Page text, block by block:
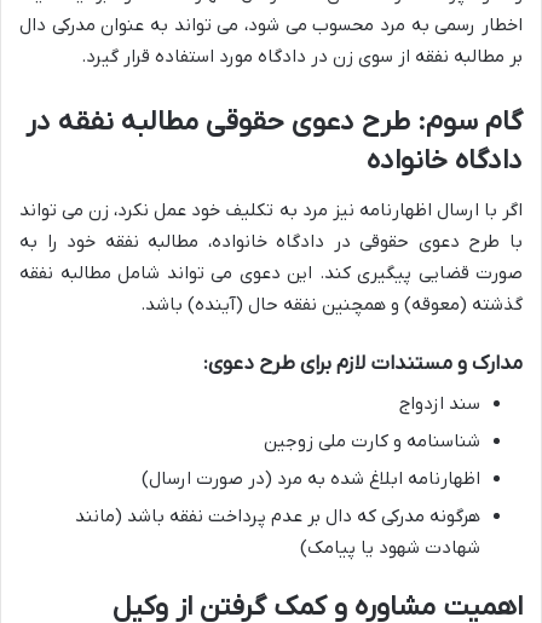
اخطار رسمی به مرد محسوب می شود، می تواند به عنوان مدرکی دال
بر مطالبه نفقه از سوی زن در دادگاه مورد استفاده قرار گیرد.
گام سوم: طرح دعوی حقوقی مطالبه نفقه در
دادگاه خانواده
اگر با ارسال اظهارنامه نیز مرد به تکلیف خود عمل نکرد، زن می تواند
با طرح دعوی حقوقی در دادگاه خانواده، مطالبه نفقه خود را به
صورت قضایی پیگیری کند. این دعوی می تواند شامل مطالبه نفقه
گذشته (معوقه) و همچنین نفقه حال (آینده) باشد.
مدارک و مستندات لازم برای طرح دعوی:
سند ازدواج
شناسنامه و کارت ملی زوجین
اظهارنامه ابلاغ شده به مرد (در صورت ارسال)
هرگونه مدرکی که دال بر عدم پرداخت نفقه باشد (مانند
شهادت شهود یا پیامک)
اهمیت مشاوره و کمک گرفتن از وکیل